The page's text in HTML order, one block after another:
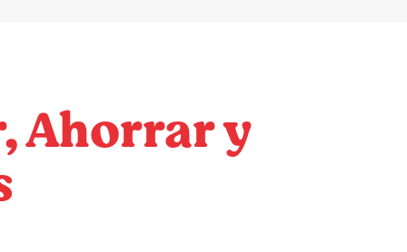
Ahorrar y